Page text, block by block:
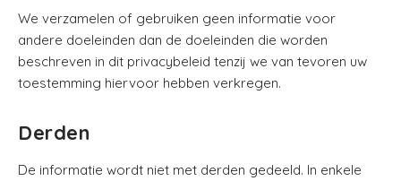
We verzamelen of gebruiken geen informatie voor
andere doeleinden dan de doeleinden die worden
beschreven in dit privacybeleid tenzij we van tevoren uw
toestemming hiervoor hebben verkregen.
Derden
De informatie wordt niet met derden gedeeld. In enkele